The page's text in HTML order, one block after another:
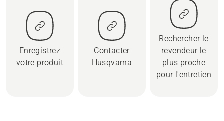
Enregistrez
votre produit
Contacter
Husqvarna
Rechercher le
revendeur le
plus proche
pour l'entretien